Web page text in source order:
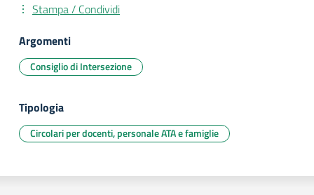
Stampa / Condividi
Argomenti
Consiglio di Intersezione
Tipologia
Circolari per docenti, personale ATA e famiglie